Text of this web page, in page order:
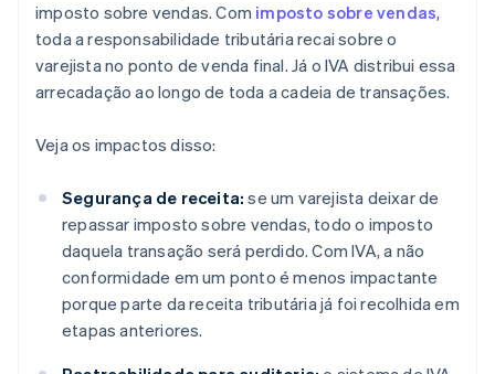
imposto sobre vendas. Com imposto sobre vendas,
toda a responsabilidade tributária recai sobre o
varejista no ponto de venda final. Já o IVA distribui essa
arrecadação ao longo de toda a cadeia de transações.
Veja os impactos disso:
Segurança de receita: se um varejista deixar de
repassar imposto sobre vendas, todo o imposto
daquela transação será perdido. Com IVA, a não
conformidade em um ponto é menos impactante
porque parte da receita tributária já foi recolhida em
etapas anteriores.